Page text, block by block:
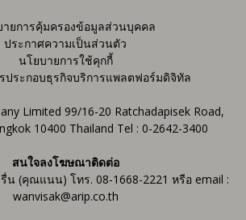
ยการคุ้มครองข้อมูลส่วนบุคคล
ประกาศความเป็นส่วนตัว
นโยบายการใช้คุกกี้
ประกอบธุรกิจบริการแพลตฟอร์มดิจิทัล
Limited 99/16-20 Ratchadapisek Road,
10400 Thailand Tel : 0-2642-3400
สนใจลงโฆษณาติดต่อ
(คุณแนน) โทร. 08-1668-2221 หรือ email :
wanvisak@arip.co.th